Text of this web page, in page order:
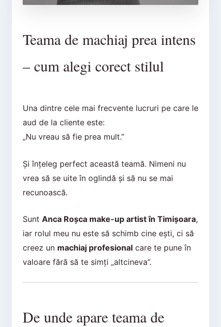
Teama de machiaj prea intens
– cum alegi corect stilul
Una dintre cele mai frecvente lucruri pe care le
aud de la cliente este:
„Nu vreau să fie prea mult.”
Și înțeleg perfect această teamă. Nimeni nu
vrea să se uite în oglindă și să nu se mai
recunoască.
Sunt Anca Roșca make-up artist în Timișoara,
iar rolul meu nu este să schimb cine ești, ci să
creez un machiaj profesionalcare te pune în
valoare fără să te simți „altcineva”.
De unde apare teama de